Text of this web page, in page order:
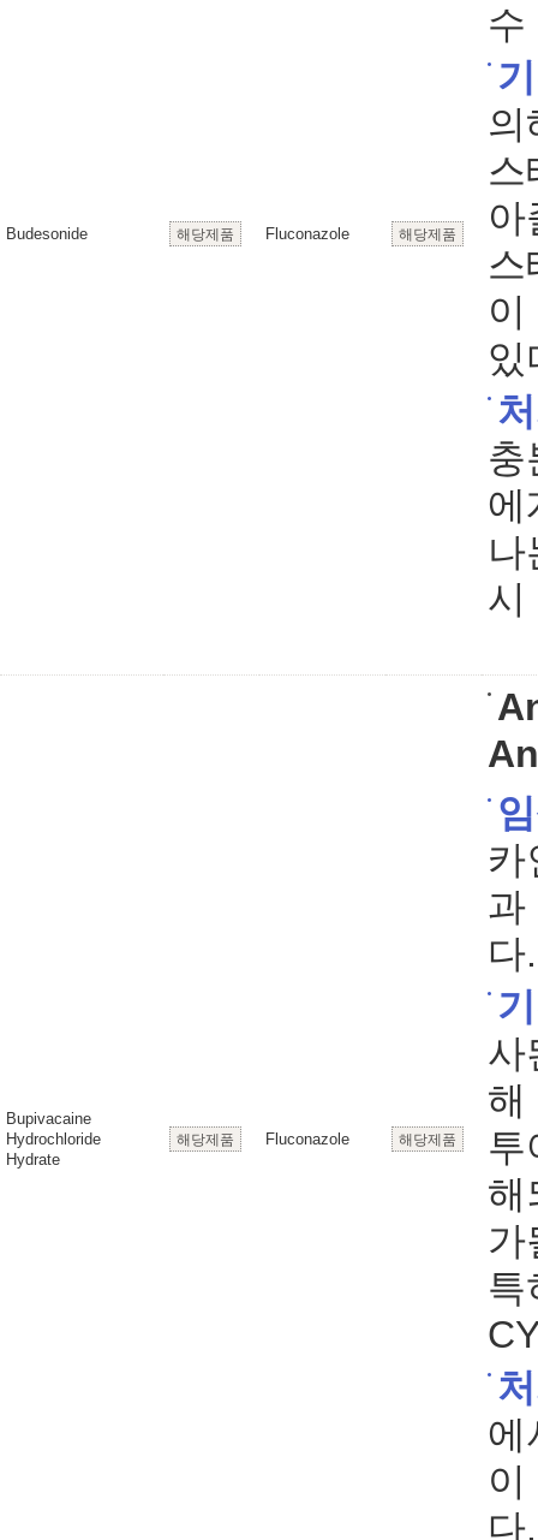
Budesonide 해당제품 Fluconazole 해당제품
수
의
스
아
스
이
있
충
에
나
시
Bupivacaine
Hydrochloride
Hydrate
해당제품 Fluconazole 해당제품
카
과
다.
사
해
투
해
가
특
에
이
다.